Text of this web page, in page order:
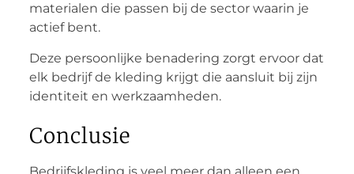
materialen die passen bij de sector waarin je
actief bent.
Deze persoonlijke benadering zorgt ervoor dat
elk bedrijf de kleding krijgt die aansluit bij zijn
identiteit en werkzaamheden.
Conclusie